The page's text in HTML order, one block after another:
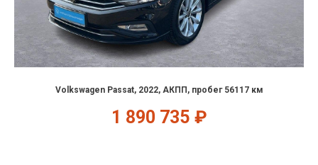
Volkswagen Passat, 2022, АКПП, пробег 56117 км
1 890 735 ₽